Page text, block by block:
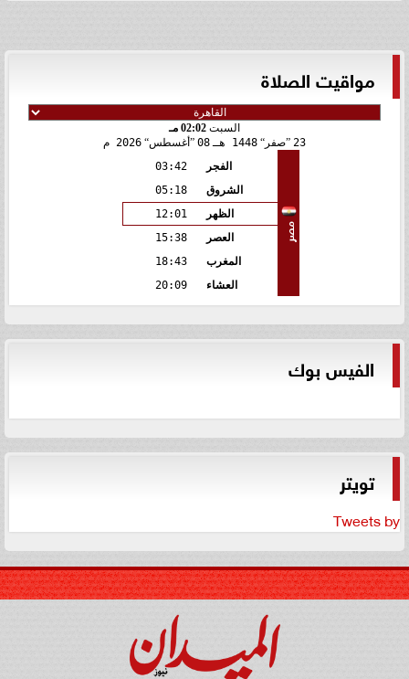
مواقيت الصلاة
السبت 02:02 مـ
23 صفر 1448 هـ 08 أغسطس 2026 م
مصر
الفجر
03:42
الشروق
05:18
الظهر
12:01
العصر
15:38
المغرب
18:43
العشاء
20:09
الفيس بوك
تويتر
Tweets by